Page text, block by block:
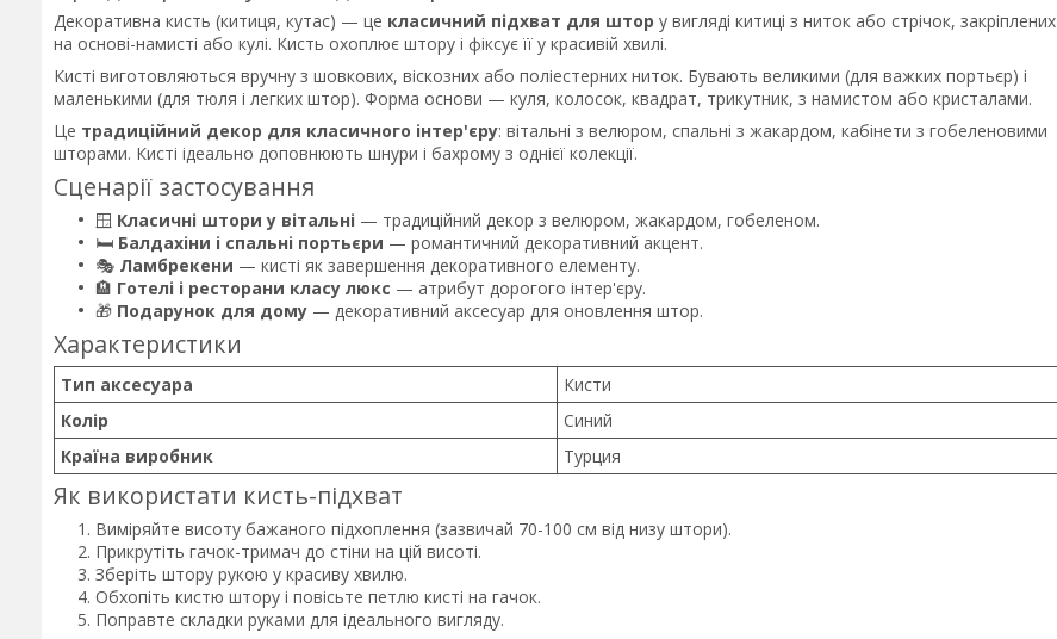
Декоративна кисть (китиця, кутас) — це класичний підхват для штор у вигляді китиці з ниток або стрічок, закріплених
на основі-намисті або кулі. Кисть охоплює штору і фіксує її у красивій хвилі.
Кисті виготовляються вручну з шовкових, віскозних або поліестерних ниток. Бувають великими (для важких портьєр) і
маленькими (для тюля і легких штор). Форма основи — куля, колосок, квадрат, трикутник, з намистом або кристалами.
Це традиційний декор для класичного інтер'єру: вітальні з велюром, спальні з жакардом, кабінети з гобеленовими
шторами. Кисті ідеально доповнюють шнури і бахрому з однієї колекції.
Сценарії застосування
🪟 Класичні штори у вітальні — традиційний декор з велюром, жакардом, гобеленом.
🛏️ Балдахіни і спальні портьєри — романтичний декоративний акцент.
🎭 Ламбрекени — кисті як завершення декоративного елементу.
🏨 Готелі і ресторани класу люкс — атрибут дорогого інтер'єру.
🎁 Подарунок для дому — декоративний аксесуар для оновлення штор.
Характеристики
Тип аксесуара
Кисти
Колір
Синий
Країна виробник
Турция
Як використати кисть-підхват
Виміряйте висоту бажаного підхоплення (зазвичай 70-100 см від низу штори).
Прикрутіть гачок-тримач до стіни на цій висоті.
Зберіть штору рукою у красиву хвилю.
Обхопіть кистю штору і повісьте петлю кисті на гачок.
Поправте складки руками для ідеального вигляду.